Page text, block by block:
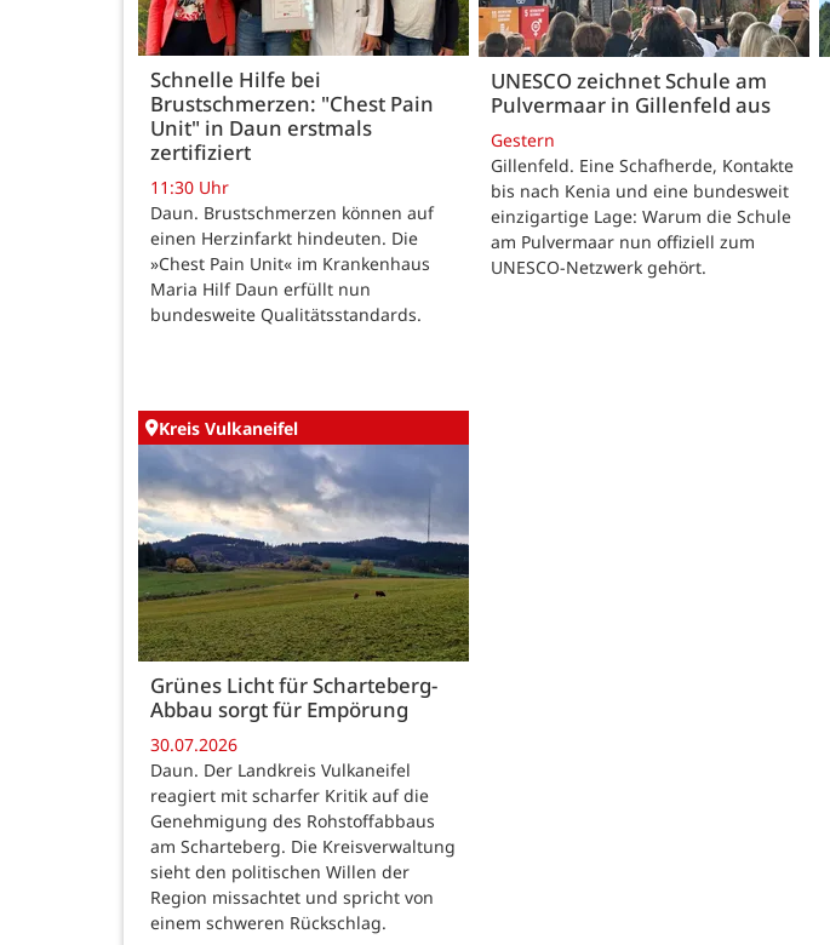
Schnelle Hilfe bei
Brustschmerzen: "Chest Pain
Unit" in Daun erstmals
zertifiziert
11:30 Uhr
Daun. Brustschmerzen können auf
einen Herzinfarkt hindeuten. Die
»Chest Pain Unit« im Krankenhaus
Maria Hilf Daun erfüllt nun
bundesweite Qualitätsstandards.
UNESCO zeichnet Schule am
Pulvermaar in Gillenfeld aus
Gestern
Gillenfeld. Eine Schafherde, Kontakte
bis nach Kenia und eine bundesweit
einzigartige Lage: Warum die Schule
am Pulvermaar nun offiziell zum
UNESCO-Netzwerk gehört.
Kreis Vulkaneifel
Grünes Licht für Scharteberg-
Abbau sorgt für Empörung
30.07.2026
Daun. Der Landkreis Vulkaneifel
reagiert mit scharfer Kritik auf die
Genehmigung des Rohstoffabbaus
am Scharteberg. Die Kreisverwaltung
sieht den politischen Willen der
Region missachtet und spricht von
einem schweren Rückschlag.